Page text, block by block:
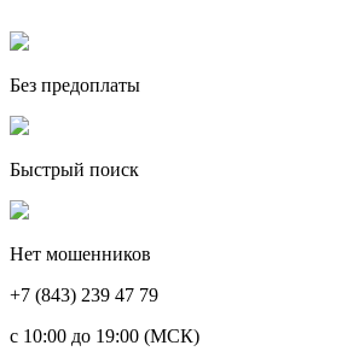
Без предоплаты
Быстрый поиск
Нет мошенников
+7 (843) 239 47 79
c 10:00 до 19:00 (МСК)